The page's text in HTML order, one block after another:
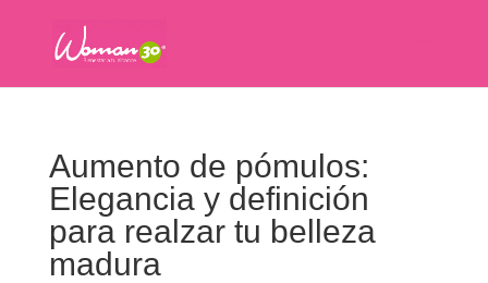
Aumento de pómulos:
Elegancia y definición
para realzar tu belleza
madura